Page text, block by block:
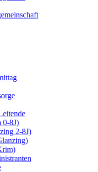
0-8J)
2-8J)